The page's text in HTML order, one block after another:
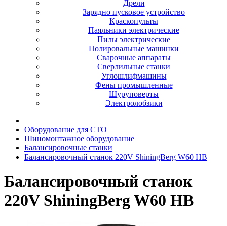
Дрели
Зарядно пусковое устройство
Краскопульты
Паяльники электрические
Пилы электрические
Полировальные машинки
Сварочные аппараты
Сверлильные станки
Углошлифмашины
Фены промышленные
Шуруповерты
Электролобзики
Oбopудoвaниe для CTO
Шиномонтажное оборудование
Бaлaнcиpoвoчныe cтaнки
Балансировочный станок 220V ShiningBerg W60 HB
Балансировочный станок
220V ShiningBerg W60 HB